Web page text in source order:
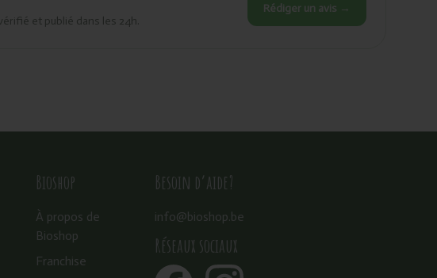
et publié dans les 24h.
Rédiger un avis →
Bioshop
À propos de
Bioshop
Franchise
Besoin d’aide?
info@bioshop.be
Réseaux sociaux